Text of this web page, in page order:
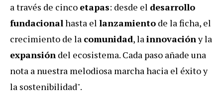
a través de cinco etapas: desde el desarrollo
fundacional hasta el lanzamiento de la ficha, el
crecimiento de la comunidad, la innovacióny la
expansión del ecosistema. Cada paso añade una
nota a nuestra melodiosa marcha hacia el éxito y
la sostenibilidad".